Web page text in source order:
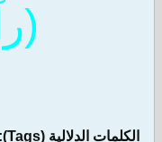
(رآ
الكلمات الدلالية (Tags):